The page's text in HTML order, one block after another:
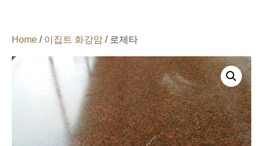
Home / 이집트 화강암 / 로제타